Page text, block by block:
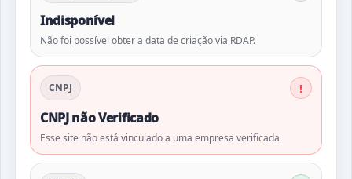
Indisponível
Não foi possível obter a data de criação via RDAP.
CNPJ
CNPJ não Verificado
Esse site não está vinculado a uma empresa verificada